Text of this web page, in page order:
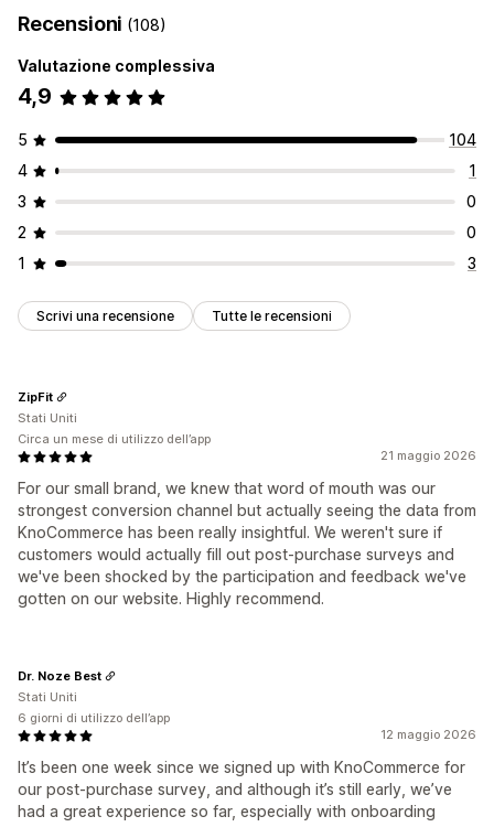
Recensioni (108)
Valutazione complessiva
4,9
5
104
4
1
3
0
2
0
1
3
Scrivi una recensione Tutte le recensioni
21 maggio 2026
For our small brand, we knew that word of mouth was our
strongest conversion channel but actually seeing the data from
KnoCommerce has been really insightful. We weren't sure if
customers would actually fill out post-purchase surveys and
we've been shocked by the participation and feedback we've
gotten on our website. Highly recommend.
ZipFit
Stati Uniti
Circa un mese di utilizzo dell’app
12 maggio 2026
It’s been one week since we signed up with KnoCommerce for
our post-purchase survey, and although it’s still early, we’ve
had a great experience so far, especially with onboarding
Dr. Noze Best
Stati Uniti
6 giorni di utilizzo dell’app